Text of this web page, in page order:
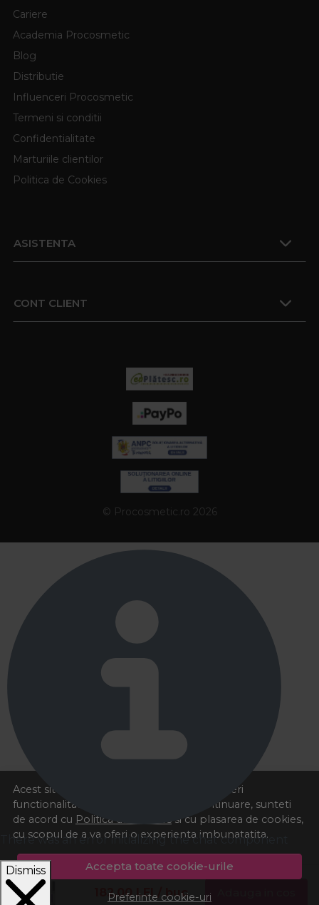
182,00LEI / buc
Acest site foloseste cookies pentru a va oferi
functionalitatea dorita. Navigand in continuare, sunteti
de acord cu Politica de cookies si cu plasarea de cookies,
cu scopul de a va oferi o experienta imbunatatita.
Accepta toate cookie-urile
Preferinte cookie-uri
Cariere
Academia Procosmetic
Blog
Distributie
Influenceri Procosmetic
Termeni si conditii
Confidentialitate
Marturiile clientilor
Politica de Cookies
ASISTENTA
CONT CLIENT
© Procosmetic.ro 2026
There was an error initializing the chat component
Dismiss